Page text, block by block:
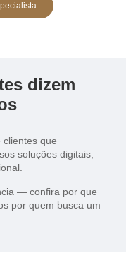
dizem
clientes que
soluções digitais,
— confira por que
por quem busca um